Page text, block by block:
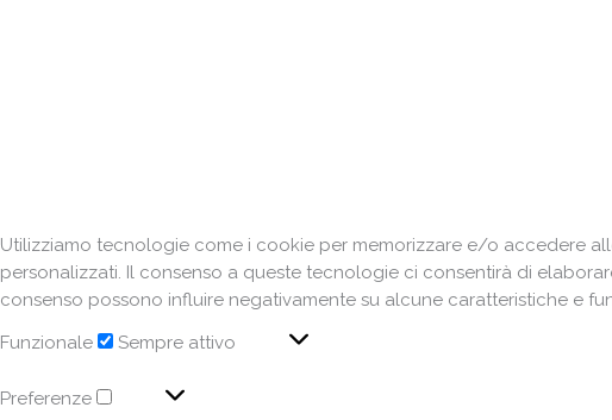
Utilizziamo tecnologie come i cookie per memorizzare e/o accedere
personalizzati. Il consenso a queste tecnologie ci consentirà di
consenso possono influire negativamente su alcune caratteristiche e
Funzionale
Sempre attivo
Preferenze